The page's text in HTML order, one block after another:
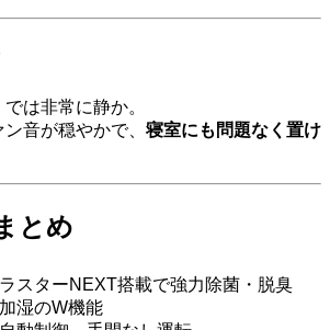
は非常に静か。
音が穏やかで、 寝室にも問題なく置け
とめ
スターNEXT搭載で強力除菌・脱臭
湿のW機能